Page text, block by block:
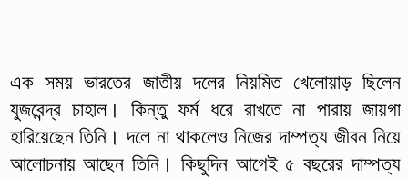
এক সময় ভারতের জাতীয় দলের নিয়মিত খেলোয়াড় ছিলেন
যুজবেন্দ্র চাহাল। কিন্তু ফর্ম ধরে রাখতে না পারায় জায়গা
হারিয়েছেন তিনি। দলে না থাকলেও নিজের দাম্পত্য জীবন নিয়ে
আলোচনায় আছেন তিনি। কিছুদিন আগেই ৫ বছরের দাম্পত্য